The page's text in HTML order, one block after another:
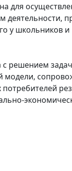
для
деятельности,
у школьников и
решением
модели,